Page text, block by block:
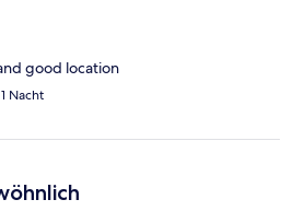
good location
Nacht